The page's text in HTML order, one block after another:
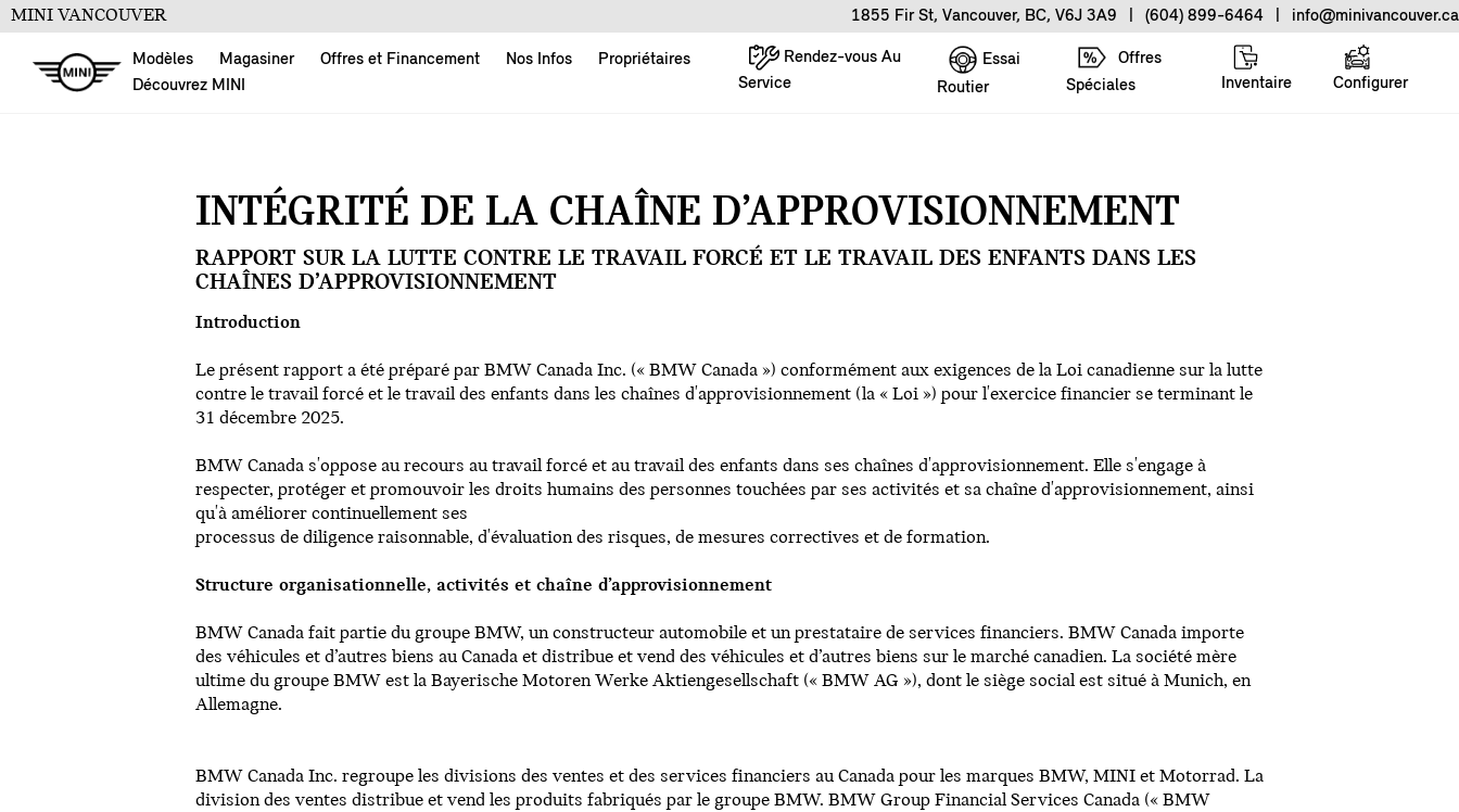
MINI VANCOUVER 1855 Fir St, Vancouver, BC, V6J 3A9 (604) 899-6464 info@minivancouver.ca
Modèles Magasiner Offres et Financement Nos Infos
Propriétaires
Découvrez MINI
Rendez-vous Au
Service
Essai
Routier
Offres
Spéciales
Inventaire Configurer
INTÉGRITÉ DE LA CHAÎNE D’APPROVISIONNEMENT
RAPPORT SUR LA LUTTE CONTRE LE TRAVAIL FORCÉ ET LE TRAVAIL DES ENFANTS DANS LES
CHAÎNES D’APPROVISIONNEMENT
Introduction
Le présent rapport a été préparé par BMW Canada Inc. (« BMW Canada ») conformément aux exigences de la Loi canadienne sur la lutte
contre le travail forcé et le travail des enfants dans les chaînes d'approvisionnement (la « Loi ») pour l'exercice financier se terminant le
31 décembre 2025.
BMW Canada s'oppose au recours au travail forcé et au travail des enfants dans ses chaînes d'approvisionnement. Elle s'engage à
respecter, protéger et promouvoir les droits humains des personnes touchées par ses activités et sa chaîne d'approvisionnement, ainsi
qu'à améliorer continuellement ses
processus de diligence raisonnable, d'évaluation des risques, de mesures correctives et de formation.
Structure organisationnelle, activités et chaîne d’approvisionnement
BMW Canada fait partie du groupe BMW, un constructeur automobile et un prestataire de services financiers. BMW Canada importe
des véhicules et d’autres biens au Canada et distribue et vend des véhicules et d’autres biens sur le marché canadien. La société mère
ultime du groupe BMW est la Bayerische Motoren Werke Aktiengesellschaft (« BMW AG »), dont le siège social est situé à Munich, en
Allemagne.
BMW Canada Inc. regroupe les divisions des ventes et des services financiers au Canada pour les marques BMW, MINI et Motorrad. La
division des ventes distribue et vend les produits fabriqués par le groupe BMW. BMW Group Financial Services Canada (« BMW